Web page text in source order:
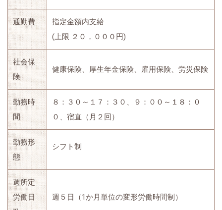
通勤費
指定金額内支給
(上限 ２０，０００円)
社会保
険
健康保険、厚生年金保険、雇用保険、労災保険
勤務時
間
８：３０～１７：３０、９：００～１８：０
０、宿直（月２回）
勤務形
態
シフト制
週所定
労働日
週５日（1か月単位の変形労働時間制）